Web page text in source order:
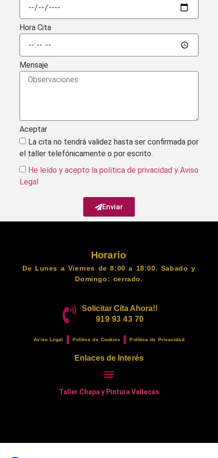
Hora Cita
Mensaje
Aceptar
La cita no tendrá validez hasta ser confirmada por
el taller telefónicamente o por escrito.
He leído y acepto la política de privacidad y Aviso
Legal
Enviar
Horario
De Lunes a Viernes de 8:00 a 18:00. Sabado y
Domingo: cerrado.
Solicitar Cita Ahora!!
919 93 43 70
Aviso Legal Política de Cookies Política de Privacidad
Enlaces de Interés
Taller Chapa y Pintura Vallecas